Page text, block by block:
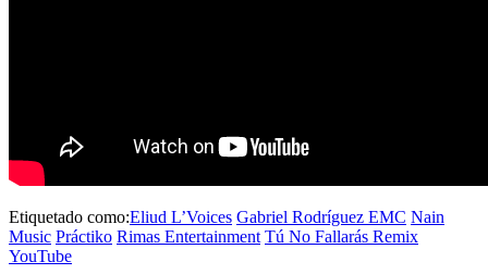
Etiquetado como:Eliud L’Voices Gabriel Rodríguez EMC Nain
Music Práctiko Rimas Entertainment Tú No Fallarás Remix
YouTube